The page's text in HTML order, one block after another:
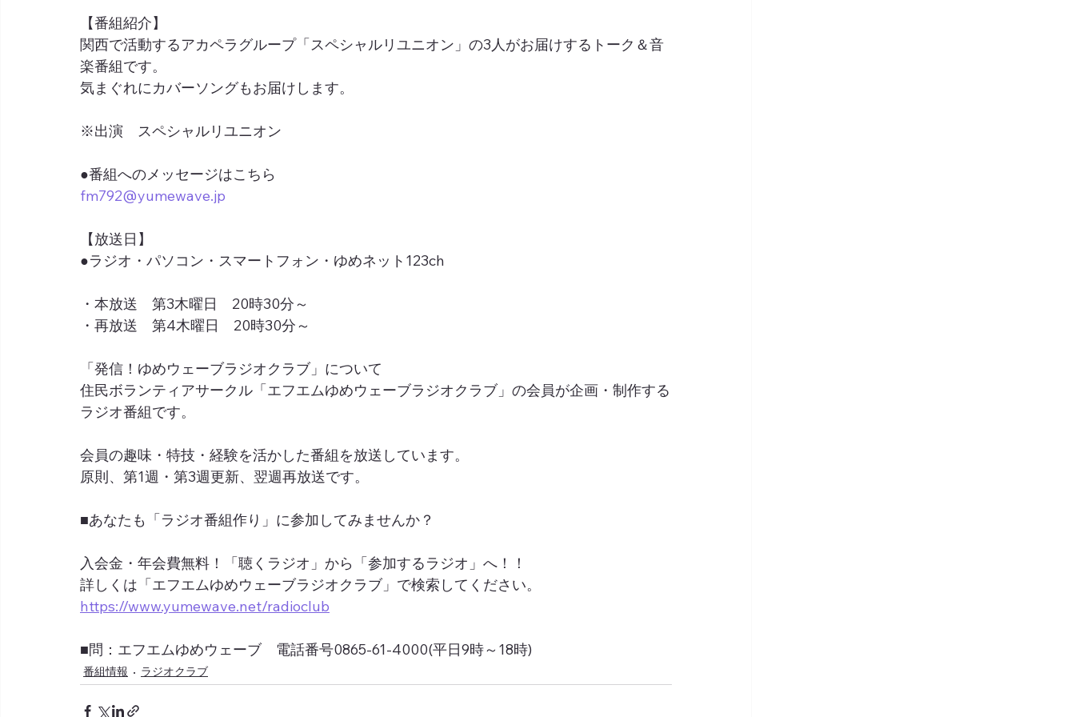
【番組紹介】
関西で活動するアカペラグループ「スペシャルリユニオン」の3人がお届けするトーク＆音
楽番組です。
気まぐれにカバーソングもお届けします。
※出演　スペシャルリユニオン
●番組へのメッセージはこちら
fm792@yumewave.jp
【放送日】
●ラジオ・パソコン・スマートフォン・ゆめネット123ch
・本放送　第3木曜日　20時30分～
・再放送　第4木曜日　20時30分～
「発信！ゆめウェーブラジオクラブ」について
住民ボランティアサークル「エフエムゆめウェーブラジオクラブ」の会員が企画・制作する
ラジオ番組です。
会員の趣味・特技・経験を活かした番組を放送しています。
原則、第1週・第3週更新、翌週再放送です。
■あなたも「ラジオ番組作り」に参加してみませんか？
入会金・年会費無料！「聴くラジオ」から「参加するラジオ」へ！！
詳しくは「エフエムゆめウェーブラジオクラブ」で検索してください。
https://www.yumewave.net/radioclub
■問：エフエムゆめウェーブ　電話番号0865-61-4000(平日9時～18時)
番組情報 ラジオクラブ